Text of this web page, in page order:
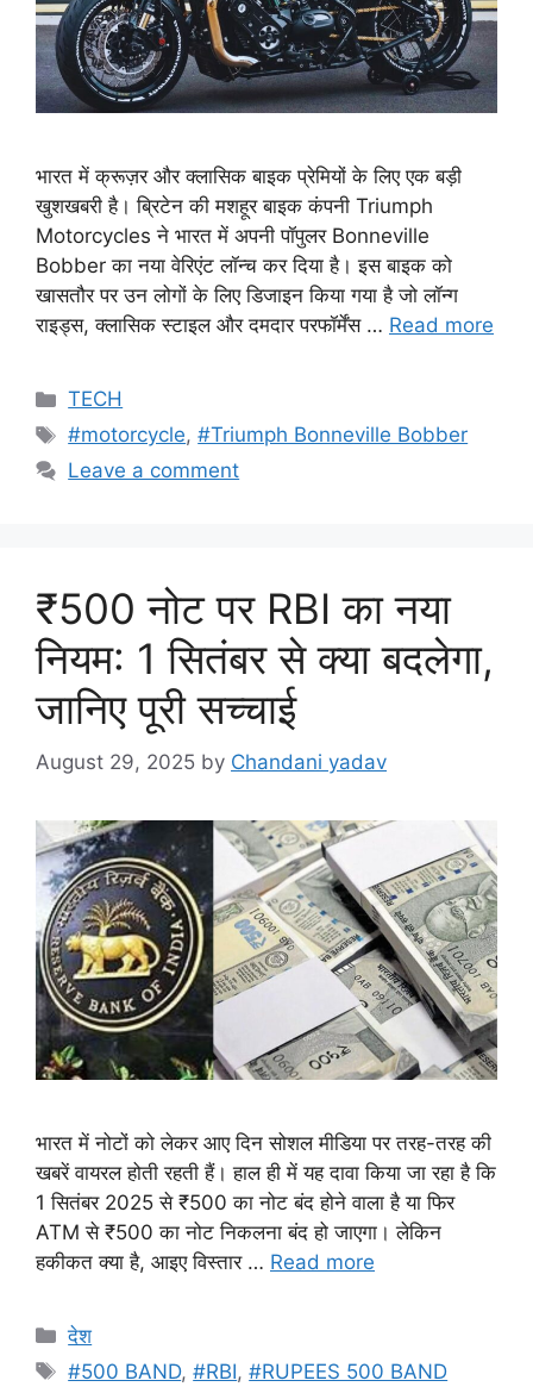
भारत में क्रूज़र और क्लासिक बाइक प्रेमियों के लिए एक बड़ी
खुशखबरी है। ब्रिटेन की मशहूर बाइक कंपनी Triumph
Motorcycles ने भारत में अपनी पॉपुलर Bonneville
Bobber का नया वेरिएंट लॉन्च कर दिया है। इस बाइक को
खासतौर पर उन लोगों के लिए डिजाइन किया गया है जो लॉन्ग
राइड्स, क्लासिक स्टाइल और दमदार परफॉर्मेंस … Read more
Categories
TECH
Tags
#motorcycle,#Triumph Bonneville Bobber
Leave a comment
₹500 नोट पर RBI का नया
नियम: 1 सितंबर से क्या बदलेगा,
जानिए पूरी सच्चाई
August 29, 2025 by Chandani yadav
भारत में नोटों को लेकर आए दिन सोशल मीडिया पर तरह-तरह की
खबरें वायरल होती रहती हैं। हाल ही में यह दावा किया जा रहा है कि
1 सितंबर 2025 से ₹500 का नोट बंद होने वाला है या फिर
ATM से ₹500 का नोट निकलना बंद हो जाएगा। लेकिन
हकीकत क्या है, आइए विस्तार … Read more
Categories
देश
Tags
#500 BAND,#RBI,#RUPEES 500 BAND